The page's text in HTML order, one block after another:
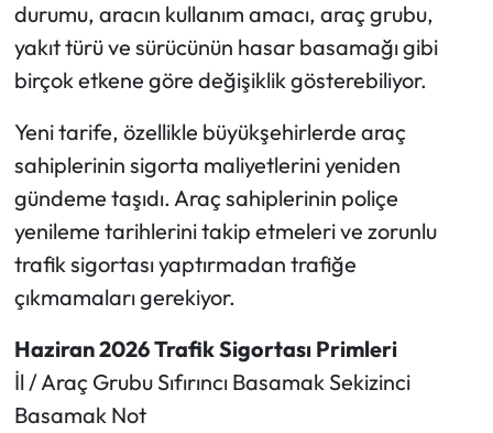
durumu, aracın kullanım amacı, araç grubu,
yakıt türü ve sürücünün hasar basamağı gibi
birçok etkene göre değişiklik gösterebiliyor.
Yeni tarife, özellikle büyükşehirlerde araç
sahiplerinin sigorta maliyetlerini yeniden
gündeme taşıdı. Araç sahiplerinin poliçe
yenileme tarihlerini takip etmeleri ve zorunlu
trafik sigortası yaptırmadan trafiğe
çıkmamaları gerekiyor.
Haziran 2026 Trafik Sigortası Primleri
İl / Araç Grubu Sıfırıncı Basamak Sekizinci
Basamak Not